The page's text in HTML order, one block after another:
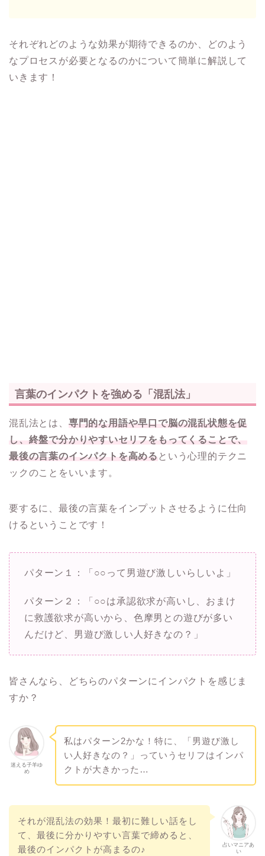
それぞれどのような効果が期待できるのか、どのよう
なプロセスが必要となるのかについて簡単に解説して
いきます！
言葉のインパクトを強める「混乱法」
混乱法とは、 専門的な用語や早口で脳の混乱状態を促
し、終盤で分かりやすいセリフをもってくることで、
最後の言葉のインパクトを高める という心理的テクニ
ックのことをいいます。
要するに、最後の言葉をインプットさせるように仕向
けるということです！
パターン１：「○○って男遊び激しいらしいよ」
パターン２：「○○は承認欲求が高いし、おまけ
に救護欲求が高いから、色摩男との遊びが多い
んだけど、男遊び激しい人好きなの？」
皆さんなら、どちらのパターンにインパクトを感じま
すか？
迷える子羊ゆ
め
私はパターン2かな！特に、「男遊び激し
い人好きなの？」っていうセリフはインパ
クトが大きかった…
占いマニアあ
い
それが混乱法の効果！最初に難しい話をし
て、最後に分かりやすい言葉で締めると、
最後のインパクトが高まるの♪